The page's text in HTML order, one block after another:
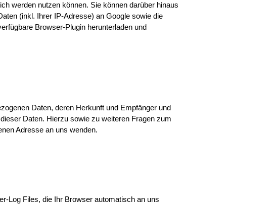
werden nutzen können. Sie können darüber hinaus
(inkl. Ihrer IP-Adresse) an Google sowie die
Browser-Plugin herunterladen und
Daten, deren Herkunft und Empfänger und
Daten. Hierzu sowie zu weiteren Fragen zum
Adresse an uns wenden.
Log Files, die Ihr Browser automatisch an uns